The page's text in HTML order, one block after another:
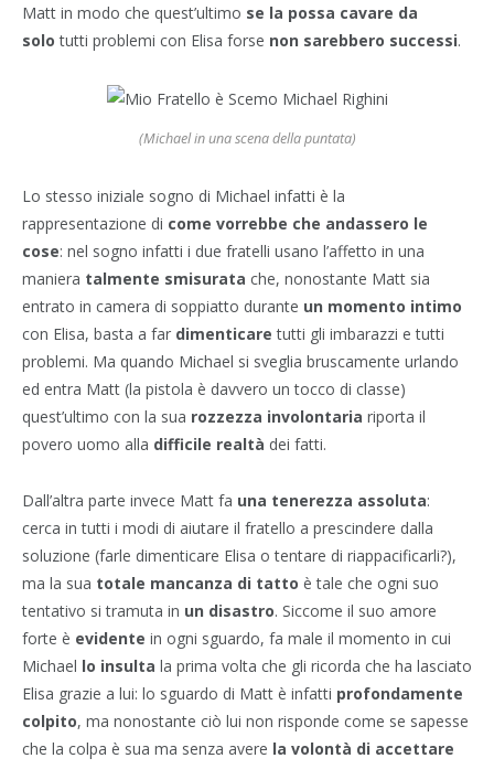
Matt in modo che quest’ultimo se la possa cavare da
solo tutti problemi con Elisa forse non sarebbero successi.
(Michael in una scena della puntata)
Lo stesso iniziale sogno di Michael infatti è la
rappresentazione di come vorrebbe che andassero le
cose: nel sogno infatti i due fratelli usano l’affetto in una
maniera talmente smisurata che, nonostante Matt sia
entrato in camera di soppiatto durante un momento intimo
con Elisa, basta a far dimenticare tutti gli imbarazzi e tutti
problemi. Ma quando Michael si sveglia bruscamente urlando
ed entra Matt (la pistola è davvero un tocco di classe)
quest’ultimo con la sua rozzezza involontaria riporta il
povero uomo alla difficile realtà dei fatti.
Dall’altra parte invece Matt fa una tenerezza assoluta:
cerca in tutti i modi di aiutare il fratello a prescindere dalla
soluzione (farle dimenticare Elisa o tentare di riappacificarli?),
ma la sua totale mancanza di tatto è tale che ogni suo
tentativo si tramuta in un disastro. Siccome il suo amore
forte è evidente in ogni sguardo, fa male il momento in cui
Michael lo insulta la prima volta che gli ricorda che ha lasciato
Elisa grazie a lui: lo sguardo di Matt è infatti profondamente
colpito, ma nonostante ciò lui non risponde come se sapesse
che la colpa è sua ma senza avere la volontà di accettare